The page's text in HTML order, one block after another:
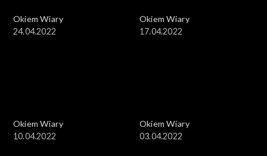
Okiem Wiary
24.04.2022
Okiem Wiary
17.04.2022
Okiem Wiary
10.04.2022
Okiem Wiary
03.04.2022